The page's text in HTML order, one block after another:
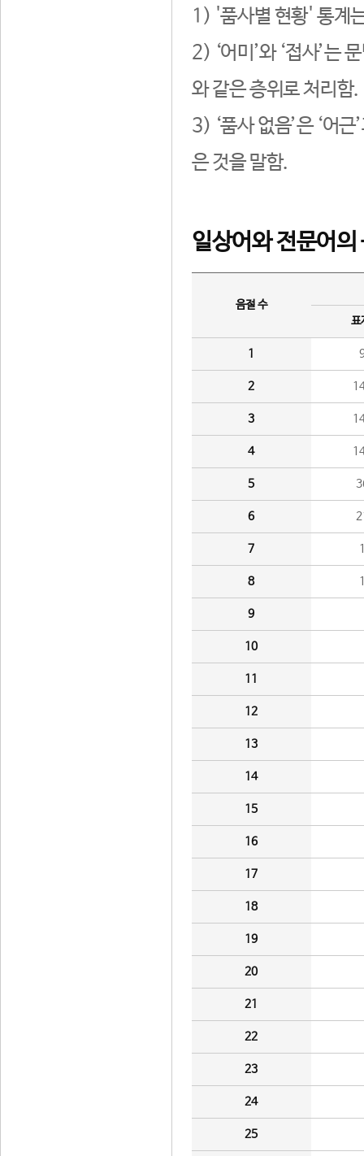
1) '품사별 현황' 통계
2) ‘어미’와 ‘접사’는
와 같은 층위로 처리함.
3) ‘품사 없음’은 ‘어
은 것을 말함.
일상어와 전문어의
음절 수
표
1
2
3
4
5
6
7
8
9
10
11
12
13
14
15
16
17
18
19
20
21
22
23
24
25